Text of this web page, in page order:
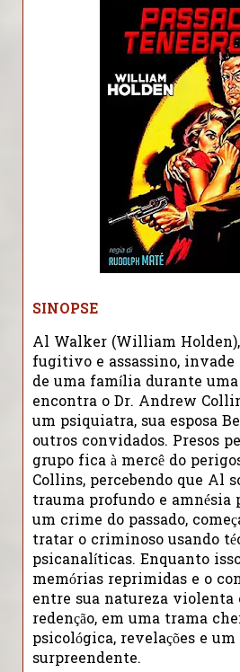
SINOPSE
Al Walker (William
fugitivo e assassino, invade
de uma família durante uma
encontra o Dr. Andrew
um psiquiatra, sua esposa
outros convidados. Presos
grupo fica à mercê do
Collins, percebendo que Al
trauma profundo e amnésia
um crime do passado,
tratar o criminoso usando
psicanalíticas. Enquanto
memórias reprimidas e o
entre sua natureza violenta
redenção, em uma trama
psicológica, revelações e
surpreendente.